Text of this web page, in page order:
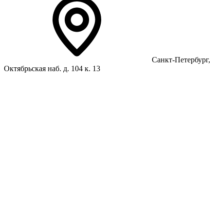
Санкт-Петербург,
Октябрьская наб. д. 104 к. 13